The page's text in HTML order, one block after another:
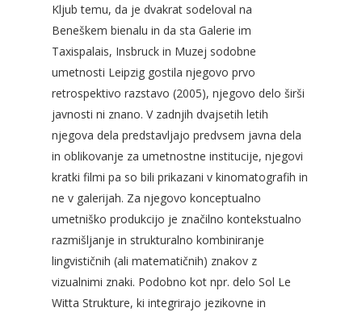
Kljub temu, da je dvakrat sodeloval na
Beneškem bienalu in da sta Galerie im
Taxispalais, Insbruck in Muzej sodobne
umetnosti Leipzig gostila njegovo prvo
retrospektivo razstavo (2005), njegovo delo širši
javnosti ni znano. V zadnjih dvajsetih letih
njegova dela predstavljajo predvsem javna dela
in oblikovanje za umetnostne institucije, njegovi
kratki filmi pa so bili prikazani v kinomatografih in
ne v galerijah. Za njegovo konceptualno
umetniško produkcijo je značilno kontekstualno
razmišljanje in strukturalno kombiniranje
lingvističnih (ali matematičnih) znakov z
vizualnimi znaki. Podobno kot npr. delo Sol Le
Witta Strukture, ki integrirajo jezikovne in